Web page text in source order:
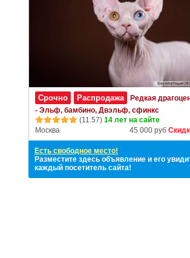
Срочно Распродажа
Редкая
- Эльф, бамбино, Двэльф, сфинкс
(11.57) 14 лет на сайте
Москва
45 000 руб
Есть свободное место!
Разместите здесь объявление и его
каждый посетитель сайта!